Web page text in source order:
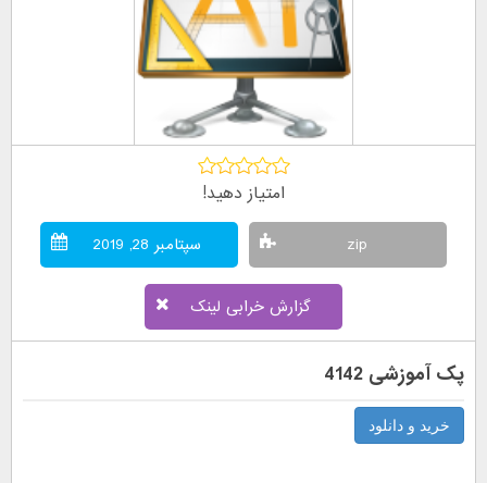
امتیاز دهید!
zip سپتامبر 28, 2019
گزارش خرابی لینک
پک آموزشی 4142
خرید و دانلود